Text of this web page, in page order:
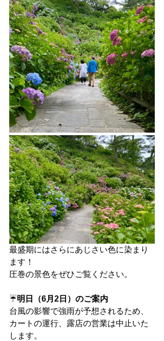
最盛期にはさらにあじさい色に染まり
ます！
圧巻の景色をぜひご覧ください。
☔明日（6月2日）のご案内
台風の影響で強雨が予想されるため、
カートの運行、露店の営業は中止いた
します。